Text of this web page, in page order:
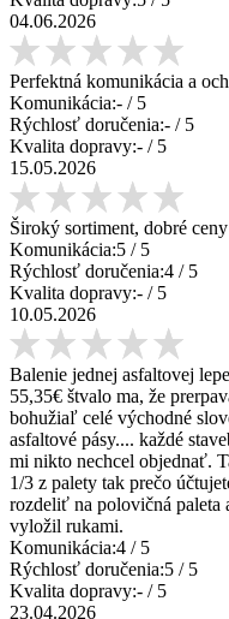
04.06.2026
Perfektná komunikácia a
Komunikácia:- / 5
Rýchlosť doručenia:- / 5
Kvalita dopravy:- / 5
15.05.2026
Široký sortiment, dobré
Komunikácia:5 / 5
Rýchlosť doručenia:4 / 5
Kvalita dopravy:- / 5
10.05.2026
Balenie jednej asfaltovej
55,35€ štvalo ma, že
bohužiaľ celé východné
asfaltové pásy.... každé
mi nikto nechcel objednať.
1/3 z palety tak prečo
rozdeliť na polovičná paleta
vyložil rukami.
Komunikácia:4 / 5
Rýchlosť doručenia:5 / 5
Kvalita dopravy:- / 5
23.04.2026